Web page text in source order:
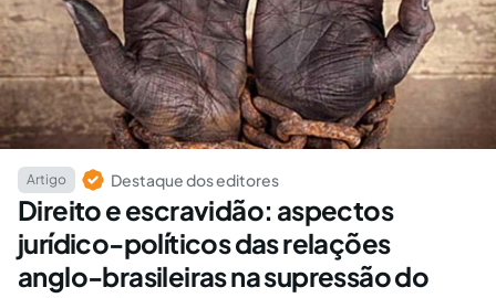
Artigo Destaque dos editores
Direito e escravidão: aspectos
jurídico-políticos das relações
anglo-brasileiras na supressão do